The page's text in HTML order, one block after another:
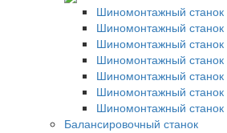
Шиномонтажный станок
Шиномонтажный станок
Шиномонтажный станок
Шиномонтажный станок
Шиномонтажный станок
Шиномонтажный станок
Шиномонтажный станок
Балансировочный станок